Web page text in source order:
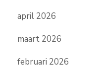
april 2026
maart 2026
februari 2026